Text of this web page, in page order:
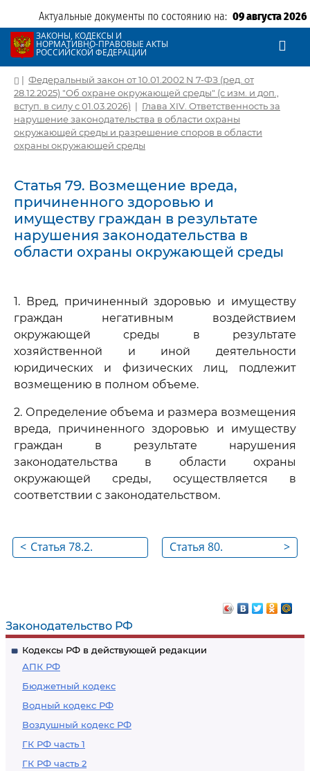
Актуальные документы по состоянию на: 09 августа 2026
ЗАКОНЫ, КОДЕКСЫ И
НОРМАТИВНО-ПРАВОВЫЕ АКТЫ
РОССИЙСКОЙ ФЕДЕРАЦИИ
Законодательство РФ
Кодексы РФ в действующей редакции
АПК РФ
Бюджетный кодекс
Водный кодекс РФ
Воздушный кодекс РФ
ГК РФ часть 1
ГК РФ часть 2
| Федеральный закон от 10.01.2002 N 7-ФЗ (ред. от
28.12.2025) "Об охране окружающей среды" (с изм. и доп.,
вступ. в силу с 01.03.2026) | Глава XIV. Ответственность за
нарушение законодательства в области охраны
окружающей среды и разрешение споров в области
охраны окружающей среды
Статья 79. Возмещение вреда,
причиненного здоровью и
имуществу граждан в результате
нарушения законодательства в
области охраны окружающей среды
1. Вред, причиненный здоровью и имуществу
граждан негативным воздействием
окружающей среды в результате
хозяйственной и иной деятельности
юридических и физических лиц, подлежит
возмещению в полном объеме.
2. Определение объема и размера возмещения
вреда, причиненного здоровью и имуществу
граждан в результате нарушения
законодательства в области охраны
окружающей среды, осуществляется в
соответствии с законодательством.
< Статья 78.2.
возмещении вреда,
причиненного
окружающей среде
вследствие
нарушений
обязательных
требований, а также
от платежей,
уплачиваемых при
>
Статья 80.
приостановлении
или о прекращении
деятельности лиц,
осуществляемой с